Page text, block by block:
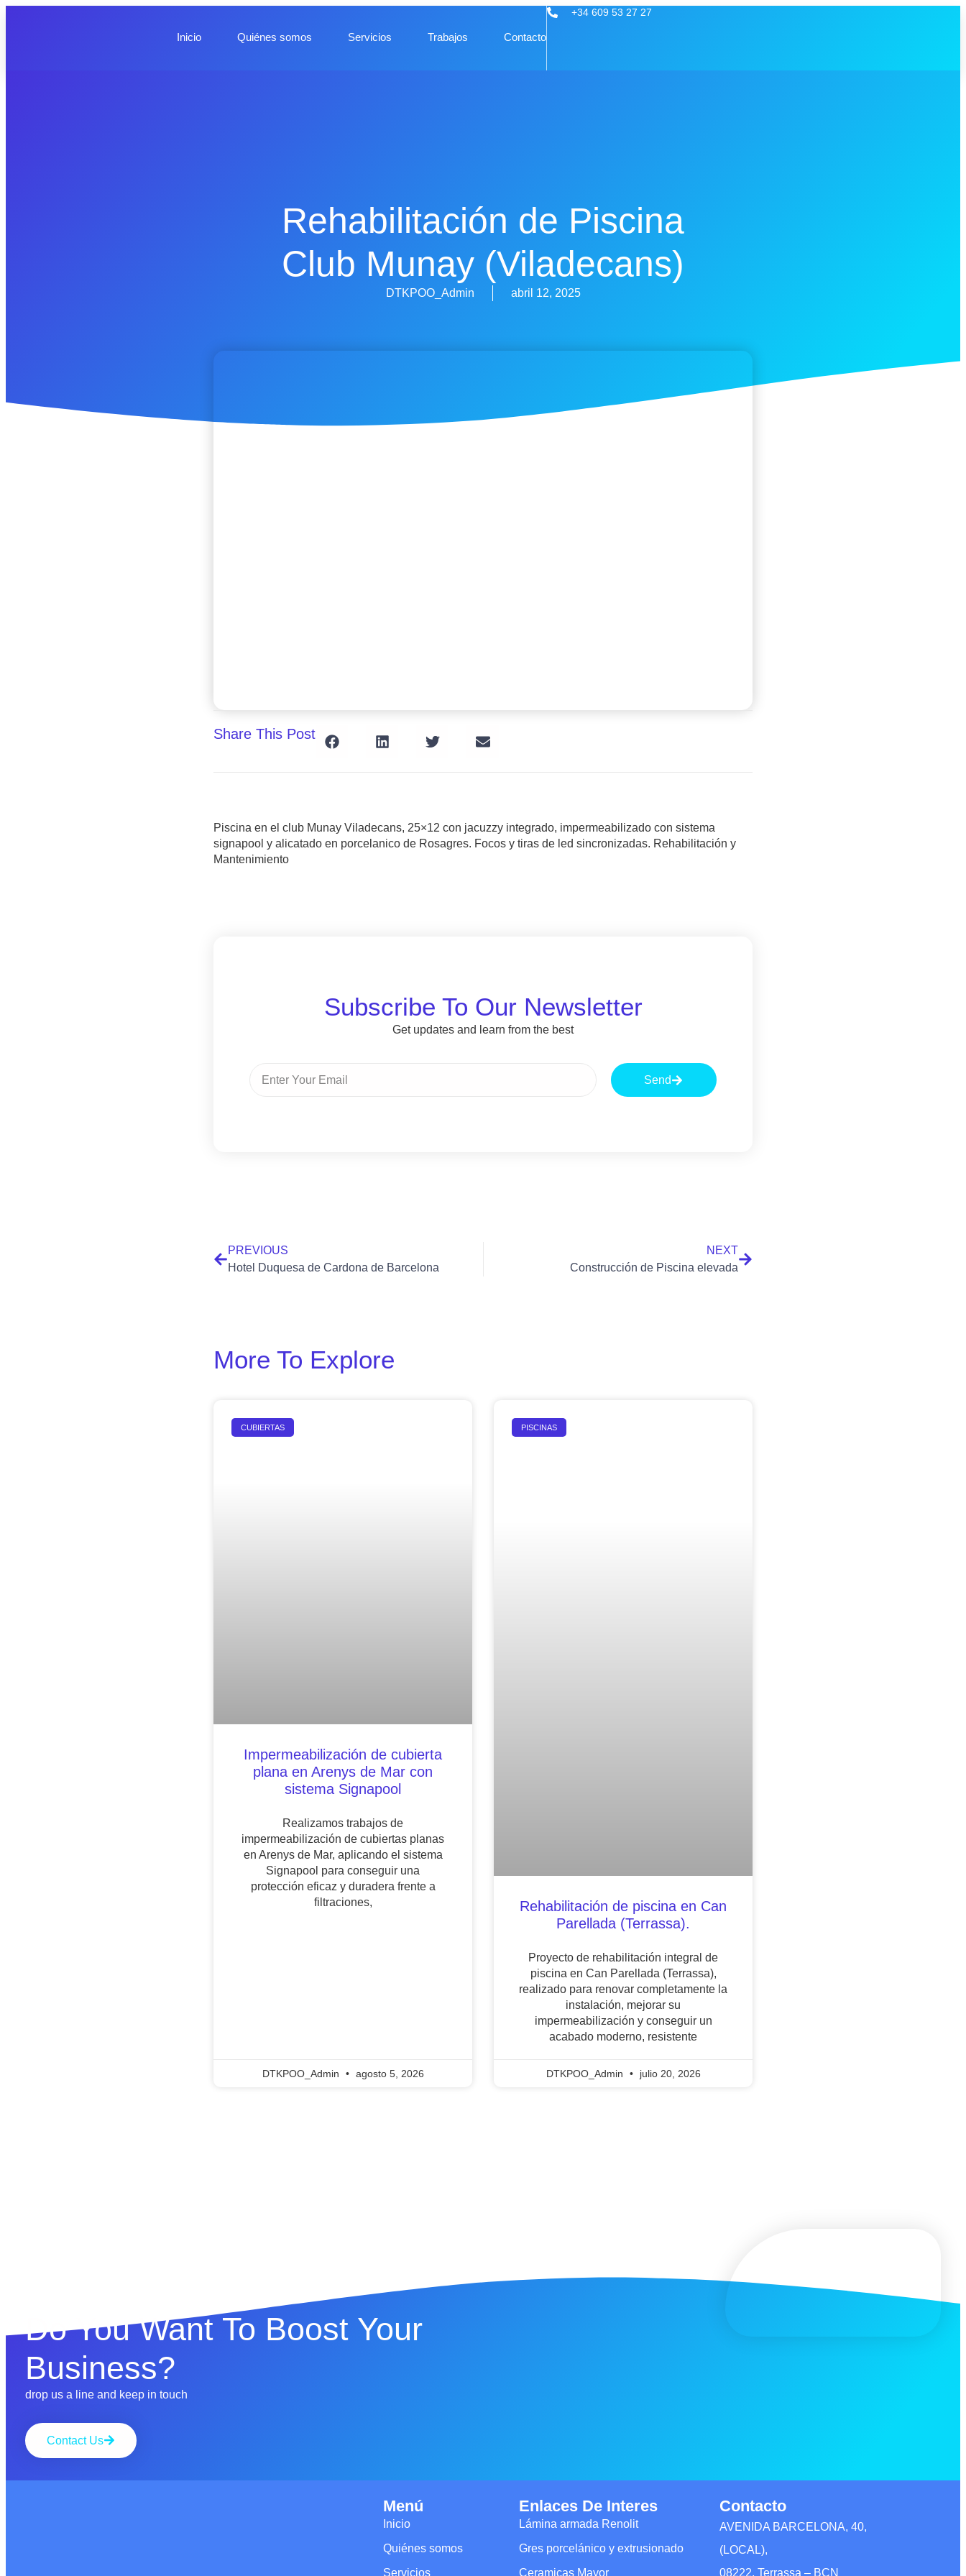
Inicio Quiénes somos Servicios Trabajos Contacto
+34 609 53 27 27
Rehabilitación de Piscina
Club Munay (Viladecans)
DTKPOO_Admin abril 12, 2025
Share This Post
Piscina en el club Munay Viladecans, 25×12 con jacuzzy integrado, impermeabilizado con sistema
signapool y alicatado en porcelanico de Rosagres. Focos y tiras de led sincronizadas. Rehabilitación y
Mantenimiento
Subscribe To Our Newsletter
Get updates and learn from the best
Send
PREVIOUS
Hotel Duquesa de Cardona de Barcelona
NEXT
Construcción de Piscina elevada
More To Explore
CUBIERTAS
Impermeabilización de cubierta
plana en Arenys de Mar con
sistema Signapool
Realizamos trabajos de
impermeabilización de cubiertas planas
en Arenys de Mar, aplicando el sistema
Signapool para conseguir una
protección eficaz y duradera frente a
filtraciones,
DTKPOO_Admin agosto 5, 2026
PISCINAS
Rehabilitación de piscina en Can
Parellada (Terrassa).
Proyecto de rehabilitación integral de
piscina en Can Parellada (Terrassa),
realizado para renovar completamente la
instalación, mejorar su
impermeabilización y conseguir un
acabado moderno, resistente
DTKPOO_Admin julio 20, 2026
Do You Want To Boost Your
Business?
drop us a line and keep in touch
Contact Us
Menú
Inicio
Quiénes somos
Servicios
Enlaces De Interes
Lámina armada Renolit
Gres porcelánico y extrusionado
Ceramicas Mayor
Contacto
AVENIDA BARCELONA, 40,
(LOCAL),
08222, Terrassa – BCN